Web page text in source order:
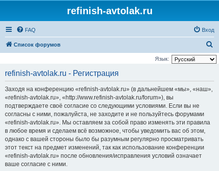
refinish-avtolak.ru
FAQ Вход
Список форумов
о
Язык:
refinish-avtolak.ru - Регистрация
Заходя на конференцию «refinish-avtolak.ru» (в дальнейшем «мы», «наш»,
«refinish-avtolak.ru», «http://www.refinish-avtolak.ru/forum»), вы
подтверждаете своё согласие со следующими условиями. Если вы не
согласны с ними, пожалуйста, не заходите и не пользуйтесь форумами
«refinish-avtolak.ru». Мы оставляем за собой право изменять эти правила
в любое время и сделаем всё возможное, чтобы уведомить вас об этом,
однако с вашей стороны было бы разумным регулярно просматривать
этот текст на предмет изменений, так как использование конференции
«refinish-avtolak.ru» после обновления/исправления условий означает
ваше согласие с ними.